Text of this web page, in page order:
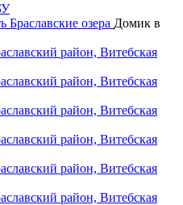
Браславские озера Домик в